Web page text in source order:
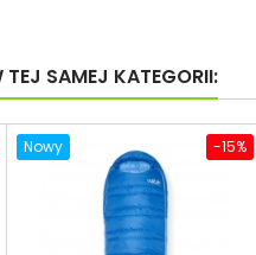
SAMEJ KATEGORII:
Nowy -15%